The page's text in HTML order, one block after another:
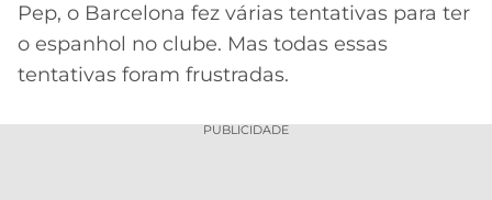
Pep, o Barcelona fez várias tentativas para ter
o espanhol no clube. Mas todas essas
tentativas foram frustradas.
PUBLICIDADE